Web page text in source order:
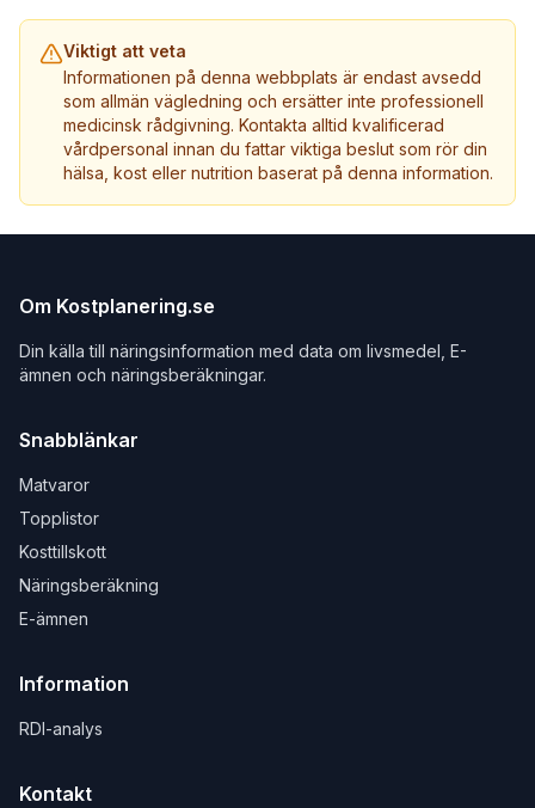
Viktigt att veta
Informationen på denna webbplats är endast avsedd
som allmän vägledning och ersätter inte professionell
medicinsk rådgivning. Kontakta alltid kvalificerad
vårdpersonal innan du fattar viktiga beslut som rör din
hälsa, kost eller nutrition baserat på denna information.
Om Kostplanering.se
Din källa till näringsinformation med data om livsmedel, E-
ämnen och näringsberäkningar.
Snabblänkar
Matvaror
Topplistor
Kosttillskott
Näringsberäkning
E-ämnen
Information
RDI-analys
Kontakt